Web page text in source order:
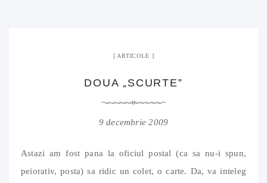
ARTICOLE
DOUA „SCURTE”
9 decembrie 2009
Astazi am fost pana la oficiul postal (ca sa nu-i spun,
peiorativ, posta) sa ridic un colet, o carte. Da, va inteleg